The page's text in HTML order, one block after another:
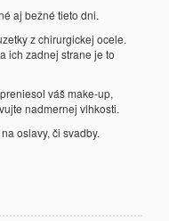
aj bežné tieto dni.
z chirurgickej ocele.
ich zadnej strane je to
váš make-up,
nadmernej vlhkosti.
oslavy, či svadby.